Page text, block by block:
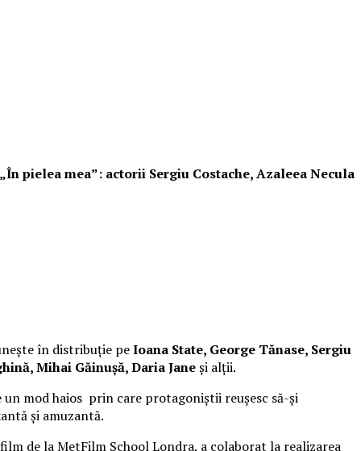
pielea mea”: actorii Sergiu Costache, Azaleea Necula
în distribuție peIoana State, George Tănase, Sergiu
Mihai Găinușă, Daria Janeși alții.
un mod haios prin care protagoniștii reușesc să-și
și amuzantă.
de la MetFilm School Londra, a colaborat la realizarea